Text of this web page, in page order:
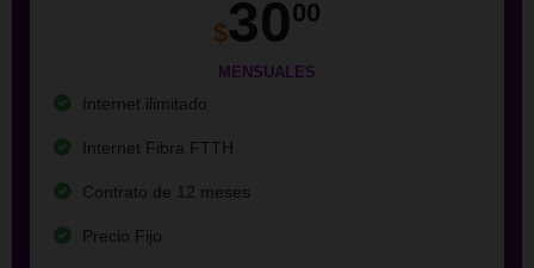
$3000
MENSUALES
Internet ilimitado
Internet Fibra FTTH
Contrato de 12 meses
Precio Fijo